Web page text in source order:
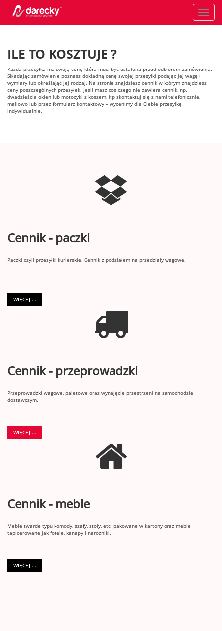
Toggle
ILE TO KOSZTUJE ?
Każda przesyłka ma swoją cenę która musi być ustalona przed odbiorem zamówienia.
Składając zamówienie poznasz dokładną cenę swojej przesyłki podając jej wagę i
wymiary lub określając jej rodzaj. Na stronie znajdziesz cennik w którym znajdziesz
ceny poszczególnych przesyłek. Jeśli masz coś czego nie zawiera cennik, np.
dwadzieścia okien lub motocykl z koszem, itp skontaktuj się z nami telefonicznie,
mailowo lub przez formularz kontaktowy – wycenimy dla Ciebie przesyłkę
indywidualnie.
Cennik - paczki
Paczki czyli przesyłki kurierskie. Cennik z podziałem na przedziały wagowe.
WIĘCEJ ...
Cennik - przeprowadzki
Przeprowadzki wagowe, paletowe oraz wynajęcie przestrzeni na samochodzie
dostawczym.
WIĘCEJ ...
Cennik - meble
Meble twarde typu komody, szafy, stoły, etc. pakowane w kartony oraz meble
tapicerowane jak fotele, kanapy i narożniki.
WIĘCEJ ...